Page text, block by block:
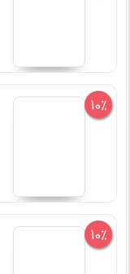
10%
10%